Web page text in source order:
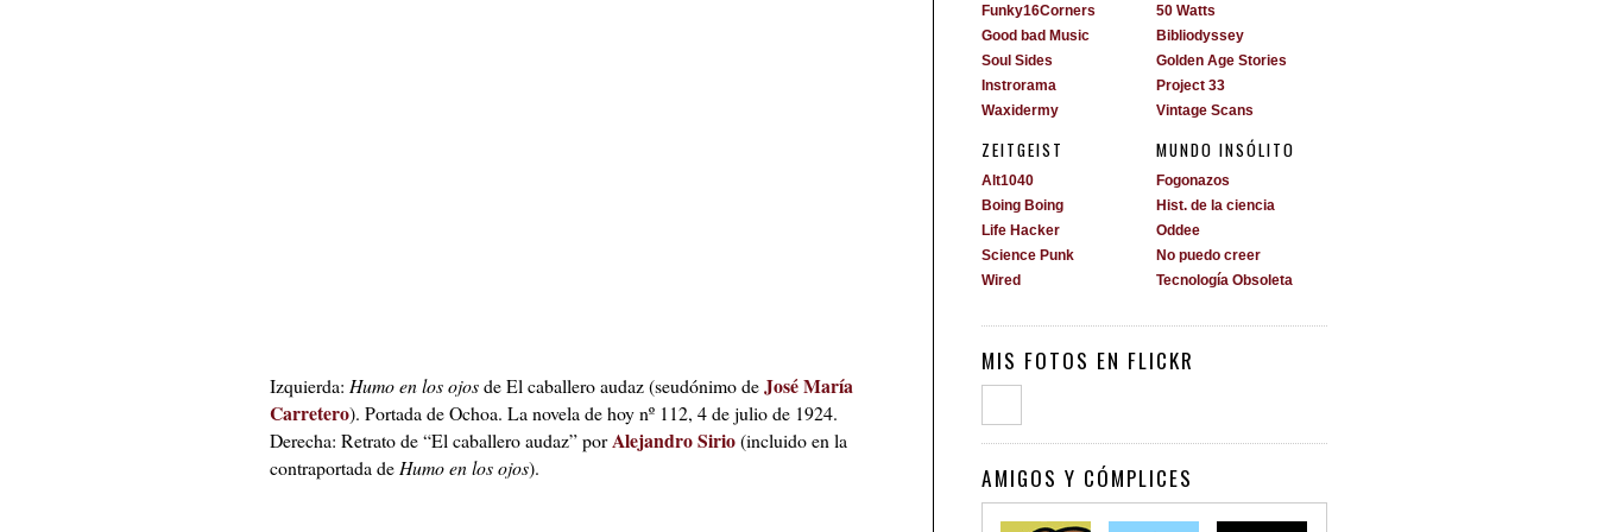
Izquierda: Humo en los ojosde El caballero audaz (seudónimo deJosé María
Carretero). Portada de Ochoa. La novela de hoy nº 112, 4 de julio de 1924.
Derecha: Retrato de “El caballero audaz” porAlejandro Sirio(incluido en la
contraportada deHumo en los ojos).
Funky16Corners
Good bad Music
Soul Sides
Instrorama
Waxidermy
ZEITGEIST
Alt1040
Boing Boing
Life Hacker
Science Punk
Wired
50 Watts
Bibliodyssey
Golden Age Stories
Project 33
Vintage Scans
MUNDO INSÓLITO
Fogonazos
Hist. de la ciencia
Oddee
No puedo creer
Tecnología Obsoleta
MIS FOTOS EN FLICKR
AMIGOS Y CÓMPLICES